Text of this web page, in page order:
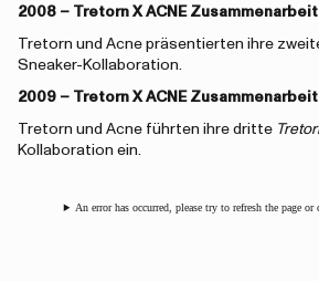
2008 – Tretorn X ACNE Zusammenarbeit
Tretorn und Acne präsentierten ihre
Sneaker-Kollaboration.
2009 – Tretorn X ACNE Zusammenarbeit
Tretorn und Acne führten ihre dritte
Kollaboration ein.
An error has occurred, please try to refresh the page or